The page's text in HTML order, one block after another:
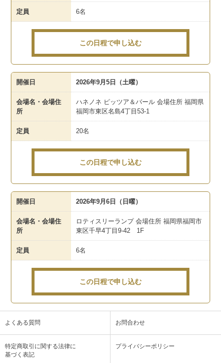
定員 6名
この日程で申し込む
開催日 2026年9月5日（土曜）
会場名・会場住
所
ハネノネ ピッツア＆バール 会場住所 福岡県
福岡市東区名島4丁目53-1
定員 20名
この日程で申し込む
開催日 2026年9月6日（日曜）
会場名・会場住
所
ロティスリーランプ 会場住所 福岡県福岡市
東区千早4丁目9-42 1F
定員 6名
この日程で申し込む
よくある質問 お問合わせ
特定商取引に関する法律に
基づく表記
プライバシーポリシー